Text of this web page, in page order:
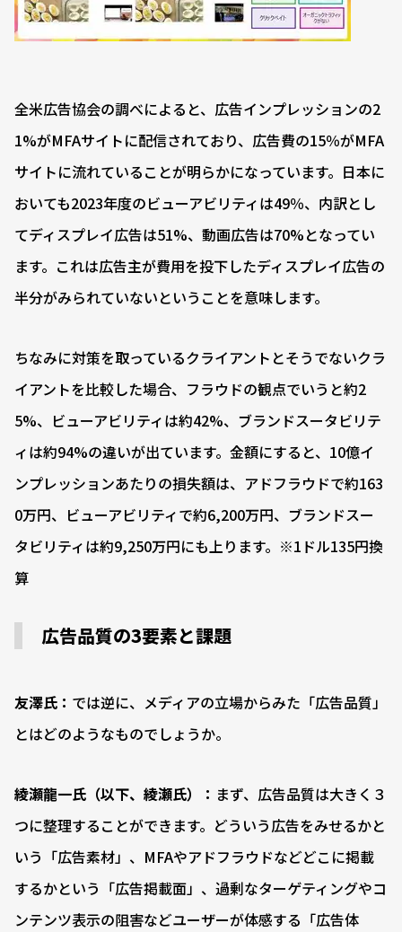
全米広告協会の調べによると、広告インプレッションの2
1%がMFAサイトに配信されており、広告費の15％がMFA
サイトに流れていることが明らかになっています。日本に
おいても2023年度のビューアビリティは49％、内訳とし
てディスプレイ広告は51%、動画広告は70%となってい
ます。これは広告主が費用を投下したディスプレイ広告の
半分がみられていないということを意味します。
ちなみに対策を取っているクライアントとそうでないクラ
イアントを比較した場合、フラウドの観点でいうと約2
5%、ビューアビリティは約42%、ブランドスータビリテ
ィは約94%の違いが出ています。金額にすると、10億イ
ンプレッションあたりの損失額は、アドフラウドで約163
0万円、ビューアビリティで約6,200万円、ブランドスー
タビリティは約9,250万円にも上ります。※1ドル135円換
算
広告品質の3要素と課題
友澤氏： では逆に、メディアの立場からみた「広告品質」
とはどのようなものでしょうか。
綾瀬龍一氏（以下、綾瀬氏）： まず、広告品質は大きく３
つに整理することができます。どういう広告をみせるかと
いう「広告素材」、MFAやアドフラウドなどどこに掲載
するかという「広告掲載面」、過剰なターゲティングやコ
ンテンツ表示の阻害などユーザーが体感する「広告体